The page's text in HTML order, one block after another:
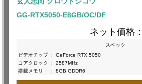
GG-RTX5050-E8GB/OC/DF
ネット価格：
スペック
ビデオチップ :
GeForce RTX 5050
コアクロック
:
2587MHz
搭載メモリ
: 8GB GDDR6